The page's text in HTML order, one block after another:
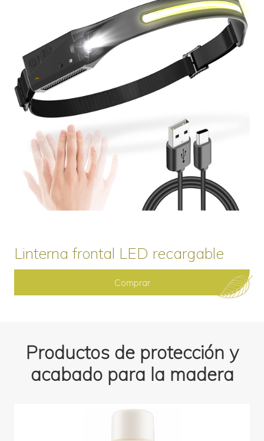
Linterna frontal LED recargable
Comprar
Productos de protección y
acabado para la madera